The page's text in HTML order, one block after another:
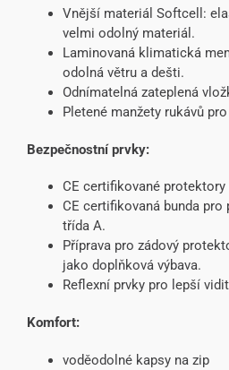
Vnější materiál Softcell:
velmi odolný materiál.
Laminovaná klimatická
odolná větru a dešti.
Odnímatelná zateplená
Pletené manžety rukávů
Bezpečnostní prvky:
CE certifikované
CE certifikovaná bunda
třída A.
Příprava pro zádový
jako doplňková výbava.
Reflexní prvky pro lepší
Komfort:
voděodolné kapsy na zip